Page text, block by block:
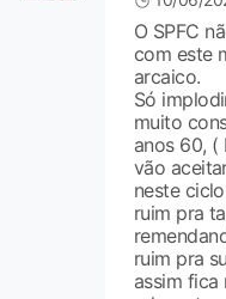
O SPFC
com este
arcaico.
Só
muito
anos 60, (
vão
neste
ruim pra
ruim pra
assim fica